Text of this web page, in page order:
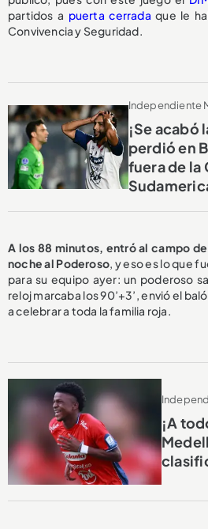
partidos a puerta cerrada que le
Convivencia y Seguridad.
Independiente
¡Se acabó
perdió en
fuera de la
A los 88 minutos, entró al campo
noche al Poderoso, y eso es lo que
para su equipo ayer: un poderoso
reloj marcaba los 90’+3’, envió el
a celebrar a toda la familia roja.
¡A